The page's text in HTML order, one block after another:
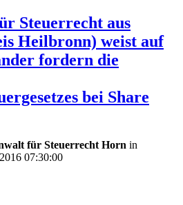
Steuerrecht aus
Heilbronn) weist auf
fordern die
bei Share
für Steuerrecht Horn in
07:30:00